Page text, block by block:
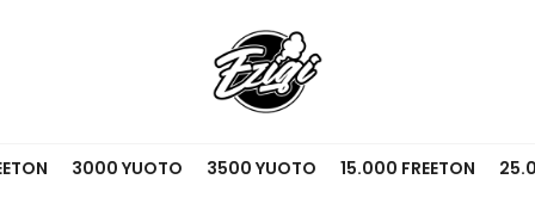
3000 YUOTO 3500 YUOTO 15.000 FREETON